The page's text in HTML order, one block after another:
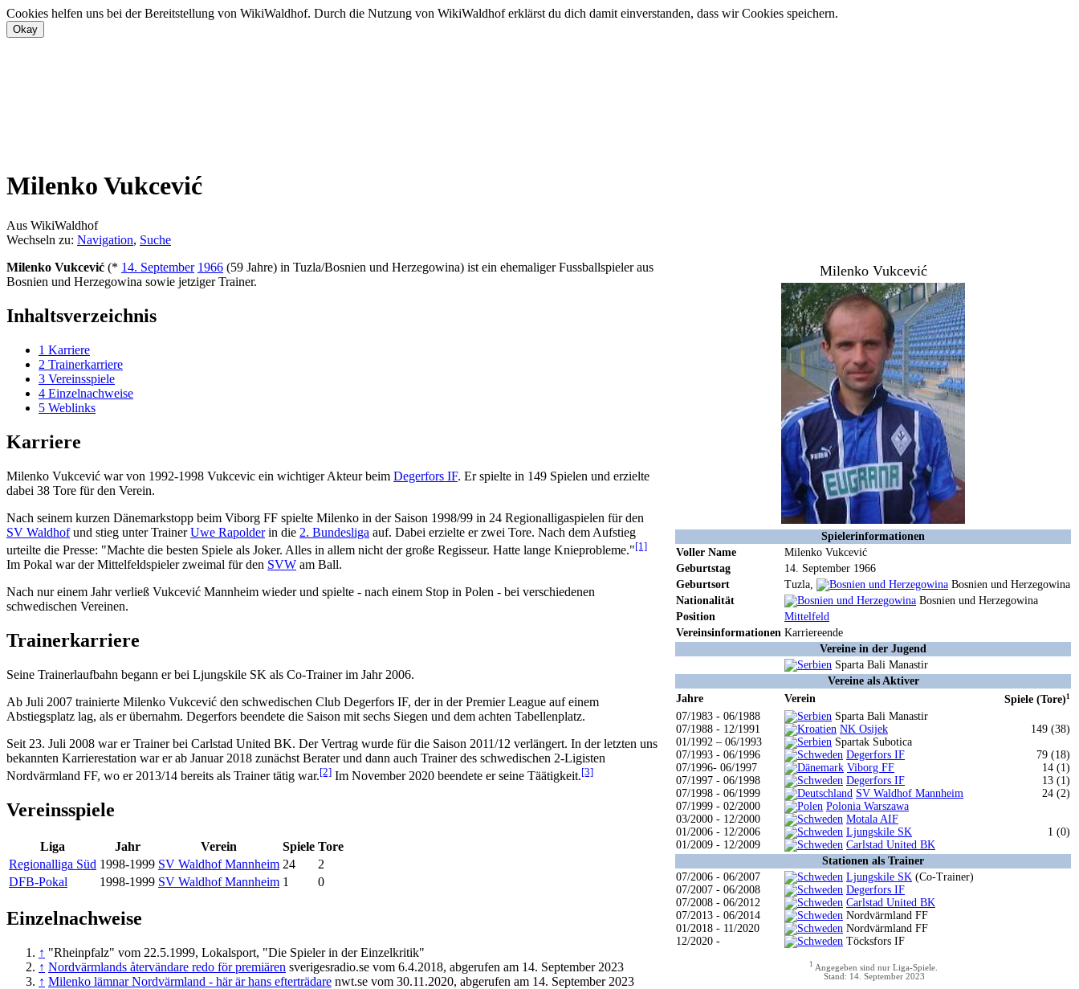
Cookies helfen uns bei der Bereitstellung von WikiWaldhof. Durch die Nutzung von WikiWaldhof erklärst du dich damit einverstanden, dass wir Cookies speichern.
Milenko Vukcević
Aus WikiWaldhof
Wechseln zu: Navigation, Suche
Milenko Vukcević
Spielerinformationen
Voller Name
Milenko Vukcević
Geburtstag
14. September 1966
Geburtsort
Tuzla,
Bosnien und Herzegowina
Nationalität
Bosnien und Herzegowina
Position
Mittelfeld
Vereinsinformationen Karriereende
Vereine in der Jugend
Sparta Bali Manastir
Vereine als Aktiver
Jahre
Verein Spiele (Tore)1
07/1983 - 06/1988
07/1988 - 12/1991
01/1992 – 06/1993
07/1993 - 06/1996
07/1996- 06/1997
07/1997 - 06/1998
07/1998 - 06/1999
07/1999 - 02/2000
03/2000 - 12/2000
01/2006 - 12/2006
01/2009 - 12/2009
Sparta Bali Manastir
NK Osijek
Spartak Subotica
Degerfors IF
Viborg FF
Degerfors IF
SV Waldhof Mannheim
Polonia Warszawa
Motala AIF
Ljungskile SK
Carlstad United BK
149 (38)
79 (18)
14 (1)
13 (1)
24 (2)
1 (0)
Stationen als Trainer
07/2006 - 06/2007
07/2007 - 06/2008
07/2008 - 06/2012
07/2013 - 06/2014
01/2018 - 11/2020
12/2020 -
Ljungskile SK (Co-Trainer)
Degerfors IF
Carlstad United BK
Nordvärmland FF
Nordvärmland FF
Töcksfors IF
1 Angegeben sind nur Liga-Spiele.
Stand: 14. September 2023
Milenko Vukcević (* 14. September 1966 (59 Jahre) in Tuzla/Bosnien und Herzegowina) ist ein ehemaliger Fussballspieler aus
Bosnien und Herzegowina sowie jetziger Trainer.
Inhaltsverzeichnis
1 Karriere
2 Trainerkarriere
3 Vereinsspiele
4 Einzelnachweise
5 Weblinks
Karriere
Milenko Vukcević war von 1992-1998 Vukcevic ein wichtiger Akteur beim Degerfors IF. Er spielte in 149 Spielen und erzielte
dabei 38 Tore für den Verein.
Nach seinem kurzen Dänemarkstopp beim Viborg FF spielte Milenko in der Saison 1998/99 in 24 Regionalligaspielen für den
SV Waldhofund stieg unter TrainerUwe Rapolderin die 2. Bundesliga auf. Dabei erzielte er zwei Tore. Nach dem Aufstieg
urteilte die Presse: "Machte die besten Spiele als Joker. Alles in allem nicht der große Regisseur. Hatte lange Knieprobleme."[1]
Im Pokal war der Mittelfeldspieler zweimal für den SVW am Ball.
Nach nur einem Jahr verließ Vukcević Mannheim wieder und spielte - nach einem Stop in Polen - bei verschiedenen
schwedischen Vereinen.
Trainerkarriere
Seine Trainerlaufbahn begann er bei Ljungskile SK als Co-Trainer im Jahr 2006.
Ab Juli 2007 trainierte Milenko Vukcević den schwedischen Club Degerfors IF, der in der Premier League auf einem
Abstiegsplatz lag, als er übernahm. Degerfors beendete die Saison mit sechs Siegen und dem achten Tabellenplatz.
Seit 23. Juli 2008 war er Trainer bei Carlstad United BK. Der Vertrag wurde für die Saison 2011/12 verlängert. In der letzten uns
bekannten Karrierestation war er ab Januar 2018 zunächst Berater und dann auch Trainer des schwedischen 2-Ligisten
Nordvärmland FF, wo er 2013/14 bereits als Trainer tätig war.[2] Im November 2020 beendete er seine Täätigkeit.[3]
Vereinsspiele
Liga Jahr Verein Spiele Tore
Regionalliga Süd 1998-1999 SV Waldhof Mannheim 24
2
DFB-Pokal
1998-1999 SV Waldhof Mannheim 1 0
Einzelnachweise
↑ "Rheinpfalz" vom 22.5.1999, Lokalsport, "Die Spieler in der Einzelkritik"
↑ Nordvärmlands återvändare redo för premiären sverigesradio.se vom 6.4.2018, abgerufen am 14. September 2023
↑ Milenko lämnar Nordvärmland - här är hans efterträdare nwt.se vom 30.11.2020, abgerufen am 14. September 2023